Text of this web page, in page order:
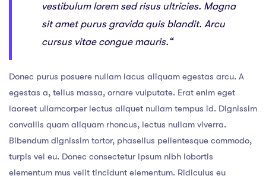
vestibulum lorem sed risus ultricies. Magna
sit amet purus gravida quis blandit. Arcu
cursus vitae congue mauris.“
Donec purus posuere nullam lacus aliquam egestas arcu. A
egestas a, tellus massa, ornare vulputate. Erat enim eget
laoreet ullamcorper lectus aliquet nullam tempus id. Dignissim
convallis quam aliquam rhoncus, lectus nullam viverra.
Bibendum dignissim tortor, phasellus pellentesque commodo,
turpis vel eu. Donec consectetur ipsum nibh lobortis
elementum mus velit tincidunt elementum. Ridiculus eu